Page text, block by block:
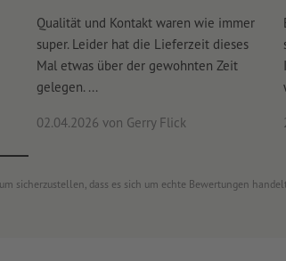
Qualität und Kontakt waren wie immer
super. Leider hat die Lieferzeit dieses
Mal etwas über der gewohnten Zeit
gelegen. ...
02.04.2026 von Gerry Flick
sicherzustellen, dass es sich um echte Bewertungen